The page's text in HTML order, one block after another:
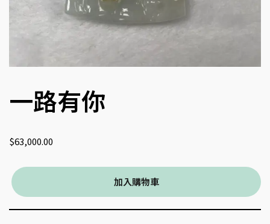
一路有你
$63,000.00
加入購物車